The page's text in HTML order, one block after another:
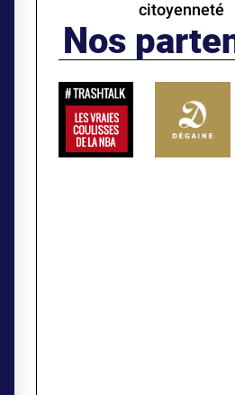
citoyenneté
Nos